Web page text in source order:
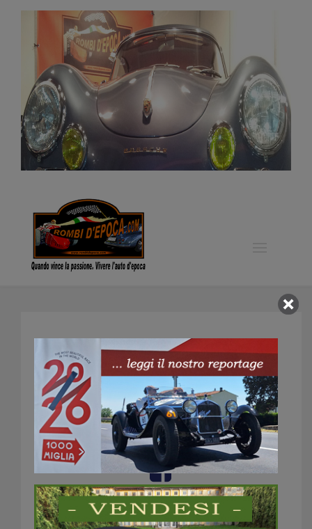
Dimax Classic
battistrada